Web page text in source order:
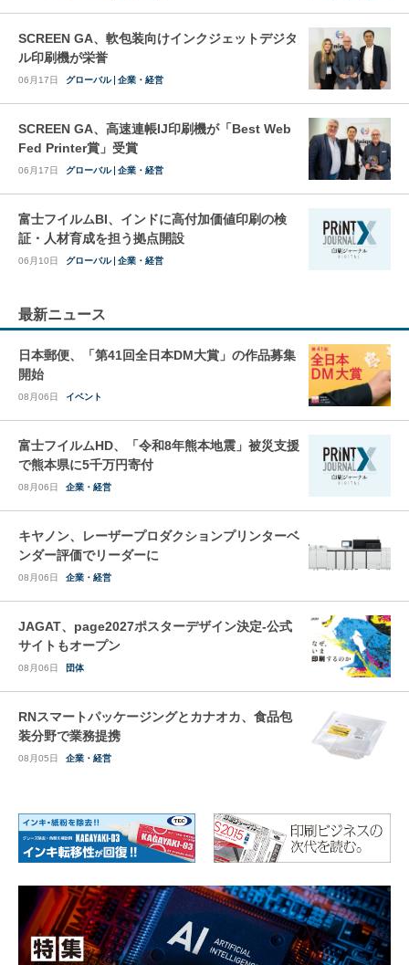
SCREEN GA、軟包装向けインクジェットデジタ
ル印刷機が栄誉
06月17日 グローバル 企業・経営
SCREEN GA、高速連帳IJ印刷機が「Best Web
Fed Printer賞」受賞
06月17日 グローバル 企業・経営
富士フイルムBI、インドに高付加価値印刷の検
証・人材育成を担う拠点開設
06月10日 グローバル 企業・経営
最新ニュース
日本郵便、「第41回全日本DM大賞」の作品募集
開始
08月06日 イベント
富士フイルムHD、「令和8年熊本地震」被災支援
で熊本県に5千万円寄付
08月06日 企業・経営
キヤノン、レーザープロダクションプリンターベ
ンダー評価でリーダーに
08月06日 企業・経営
JAGAT、page2027ポスターデザイン決定-公式
サイトもオープン
08月06日 団体
RNスマートパッケージングとカナオカ、食品包
装分野で業務提携
08月05日 企業・経営